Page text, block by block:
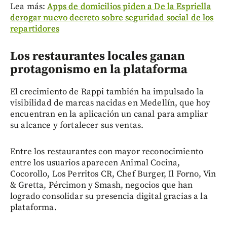
Lea más:Apps de domicilios piden a De la Espriella
derogar nuevo decreto sobre seguridad social de los
repartidores
Los restaurantes locales ganan
protagonismo en la plataforma
El crecimiento de Rappi también ha impulsado la
visibilidad de marcas nacidas en Medellín, que hoy
encuentran en la aplicación un canal para ampliar
su alcance y fortalecer sus ventas.
Entre los restaurantes con mayor reconocimiento
entre los usuarios aparecen Animal Cocina,
Cocorollo, Los Perritos CR, Chef Burger, Il Forno, Vin
& Gretta, Pércimon y Smash, negocios que han
logrado consolidar su presencia digital gracias a la
plataforma.